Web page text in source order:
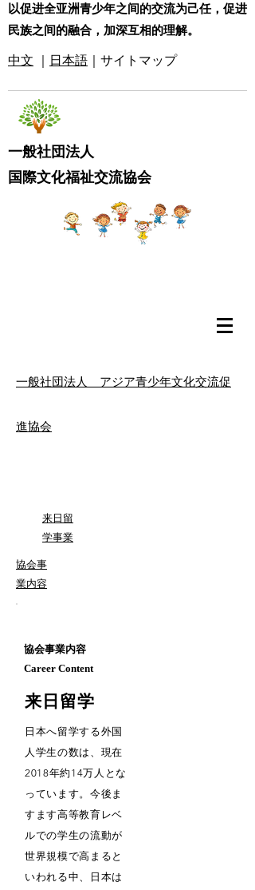
​以促进全亚洲青少年之间的交流为己任，促进
民族之间的融合，加深互相的理解。
​中文 日本語 ｜サイトマップ
​一般社団法人
国際文化福祉交流協会
一般社団法人 アジア青少年文化交流促
進協会
​来日留
学事業
協会事
業内容
協会事業内容
Career Content
来日留学
日本へ留学する外国
人学生の数は、現在
2018年約14万人とな
っています。今後ま
すます高等教育レベ
ルでの学生の流動が
世界規模で高まると
いわれる中、日本は